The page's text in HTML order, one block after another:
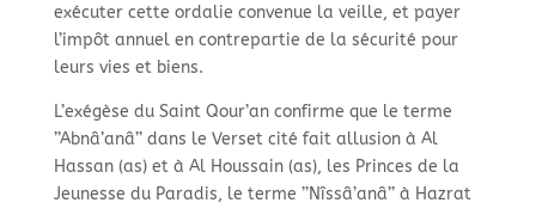
exécuter cette ordalie convenue la veille, et payer
l’impôt annuel en contrepartie de la sécurité pour
leurs vies et biens.
L’exégèse du Saint Qour’an confirme que le terme
’’Abnâ’anâ’’ dans le Verset cité fait allusion à Al
Hassan (as) et à Al Houssain (as), les Princes de la
Jeunesse du Paradis, le terme ’’Nîssâ’anâ’’ à Hazrat